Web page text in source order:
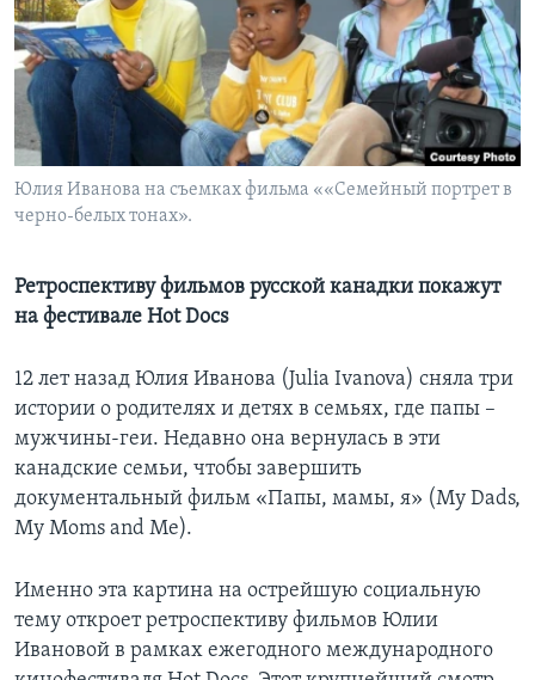
Learning English
СОЦИАЛЬНЫЕ СЕТИ
Языки
Юлия Иванова на съемках фильма ««Семейный портрет в
черно-белых тонах».
Ретроспективу фильмов русской канадки покажут
на фестивале Hot Docs
12 лет назад Юлия Иванова (Julia Ivanova) сняла три
истории о родителях и детях в семьях, где папы –
мужчины-геи. Недавно она вернулась в эти
канадские семьи, чтобы завершить
документальный фильм «Папы, мамы, я» (My Dads,
My Moms and Me).
Именно эта картина на острейшую социальную
тему откроет ретроспективу фильмов Юлии
Ивановой в рамках ежегодного международного